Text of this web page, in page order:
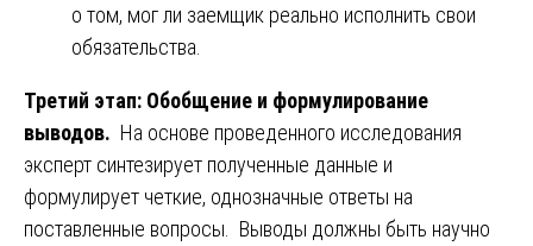
о том, мог ли заемщик реально исполнить свои
обязательства.
Третий этап: Обобщение и формулирование
выводов. На основе проведенного исследования
эксперт синтезирует полученные данные и
формулирует четкие, однозначные ответы на
поставленные вопросы. Выводы должны быть научно